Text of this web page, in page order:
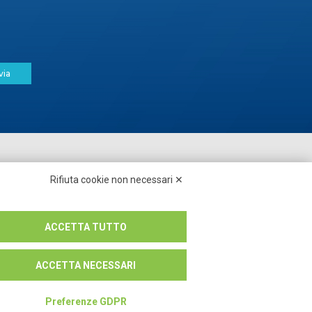
Seguici su:Rifiuta cookie non necessari ✕
ACCETTA TUTTO
ACCETTA NECESSARI
Preferenze GDPR